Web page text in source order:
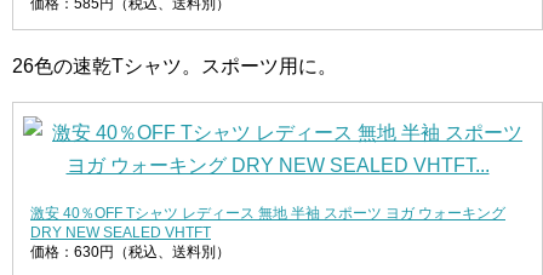
価格：585円（税込、送料別）
26色の速乾Tシャツ。スポーツ用に。
激安 40％OFF Tシャツ レディース 無地 半袖 スポーツ ヨガ ウォーキング
DRY NEW SEALED VHTFT
価格：630円（税込、送料別）